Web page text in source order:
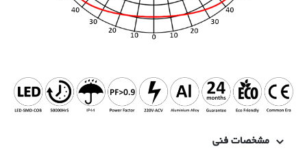
مشخصات فنی